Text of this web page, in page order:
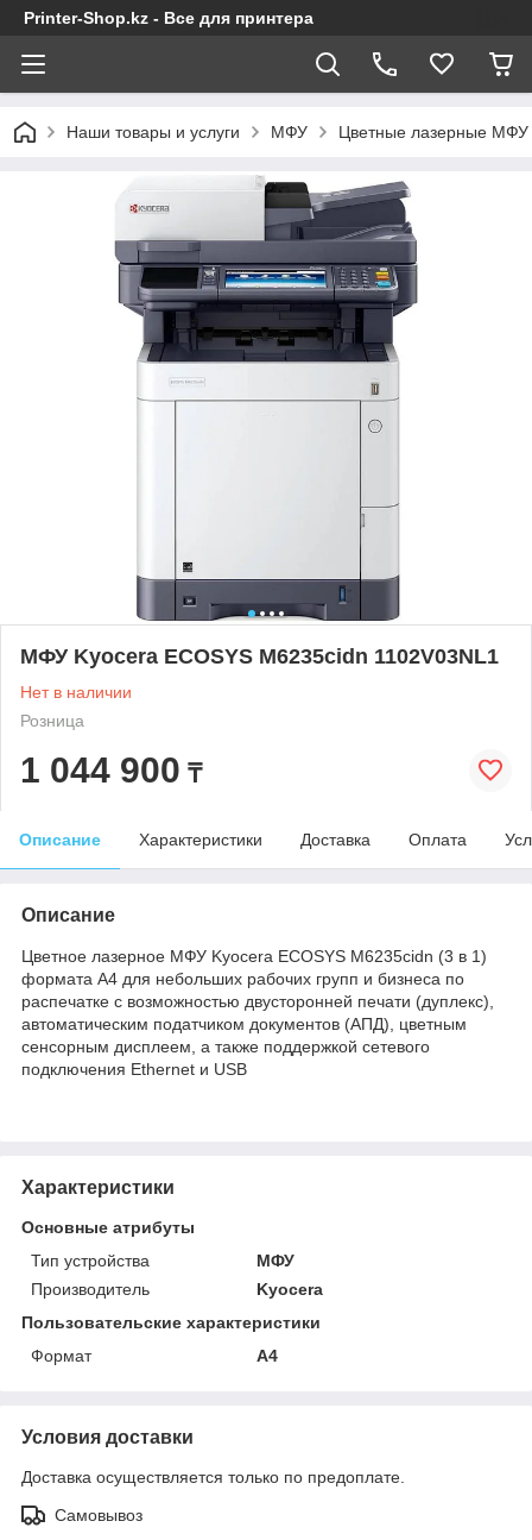
Printer-Shop.kz - Все для принтера
Наши товары и услуги МФУ Цветные лазерные МФУ
МФУ Kyocera ECOSYS M6235cidn 1102V03NL1
Нет в наличии
Розница
1 044 900 ₸
Описание Характеристики Доставка Оплата
Описание
Цветное лазерное МФУ Kyocera ECOSYS M6235cidn (3 в 1)
формата А4 для небольших рабочих групп и бизнеса по
распечатке с возможностью двусторонней печати (дуплекс),
автоматическим податчиком документов (АПД), цветным
сенсорным дисплеем, а также поддержкой сетевого
подключения Ethernet и USB
Характеристики
Основные атрибуты
Тип устройства
МФУ
Производитель
Kyocera
Пользовательские характеристики
Формат
А4
Условия доставки
Доставка осуществляется только по предоплате.
Самовывоз